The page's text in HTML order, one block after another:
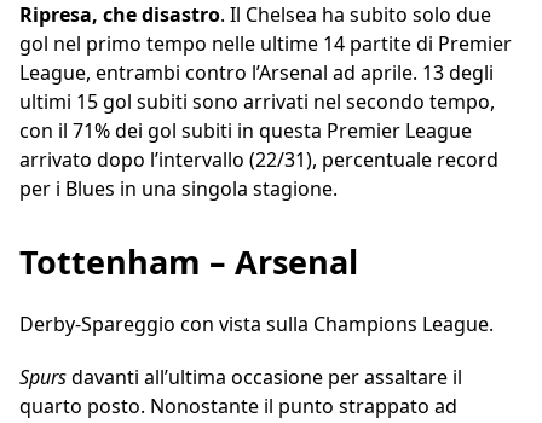
Ripresa, che disastro. Il Chelsea ha subito solo due
gol nel primo tempo nelle ultime 14 partite di Premier
League, entrambi contro l’Arsenal ad aprile. 13 degli
ultimi 15 gol subiti sono arrivati ​​nel secondo tempo,
con il 71% dei gol subiti in questa Premier League
arrivato dopo l’intervallo (22/31), percentuale record
per i Blues in una singola stagione.
Tottenham – Arsenal
Derby-Spareggio con vista sulla Champions League.
Spursdavanti all’ultima occasione per assaltare il
quarto posto. Nonostante il punto strappato ad